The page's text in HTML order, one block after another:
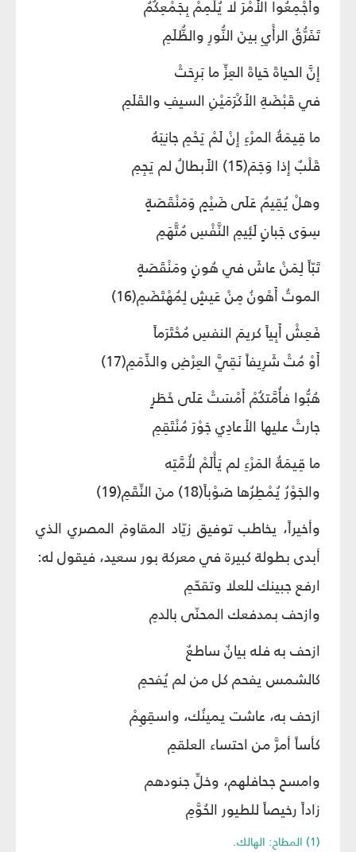
وأَجْمِعُوا الأَمْرَ لا يُلْمِمْ بِجَمْعِكُمُ
تَفَرُّقُ الرأْيِ بينَ النُّورِ والظُّلَمِ
إِنَّ الحياةَ حَياةَ العِزِّ ما بَرِحَتْ
في قَبْضَةِ الأَكْرَمَيْنِ السيفِ والقَلَمِ
ما قِيمَةُ المرْءِ إِنْ لَمْ يَحْمِ جانِبَهُ
قَلْبٌ إِذا وَجَمَ(15) الأَبطالُ لم يَجِمِ
وهلْ يُقِيمُ عَلَى ضَيْمٍ وَمَنْقَصَةٍ
سِوَى جَبانٍ لَئِيمِ النَّفْسِ مُتَّهَمِ
تَبّاً لِمَنْ عاشَ في هُونٍ ومَنْقَصَةٍ
الموتُ أَهْونُ مِنْ عَيشٍ لِمُهْتَضَمِ(16)
فَعِشْ أَبِياً كريمَ النفسِ مُحْتَرَماً
أَوْ مُتْ شَرِيفاً نَقِيَّ العِرْضِ والذِّمَمِ(17)
هُبُّوا فأُمَّتكُمْ أَمْسَتْ عَلَى خَطَرٍ
جارتْ عليها الأَعادِي جَوْرَ مُنْتَقِمِ
ما قِيمَةُ المَرْءِ لم يَأْلَمْ لأُمَّتِه
والجَوْرُ يُمْطِرُها صَوْباً(18) منَ النِّقَمِ(19)
وأخيراً، يخاطب توفيق زيّاد المقاومَ المصري الذي
أبدى بطولة كبيرة في معركة بور سعيد، فيقول له:
ارفع جبينك للعلا وتقحّمِ
وازحف بمدفعك المحنّى بالدمِ
ازحف به فله بيانٌ ساطعٌ
كالشمس يفحم كل من لم يُفحمِ
ازحف به، عاشت يمينُك، واسقِهِمْ
كأساً أمرَّ من احتساء العلقمِ
وامسح جحافلهم، وخلِّ جنودهم
زاداً رخيصاً للطيور الحُوَّمِ
(1) المطاح: الهالك.